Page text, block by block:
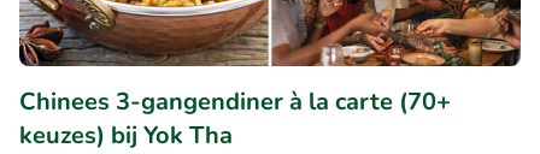
Chinees 3-gangendiner à la carte (70+
keuzes) bij Yok Tha